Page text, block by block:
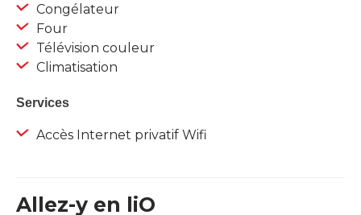
Congélateur
Four
Télévision couleur
Climatisation
Services
Accès Internet privatif Wifi
Allez-y en liO